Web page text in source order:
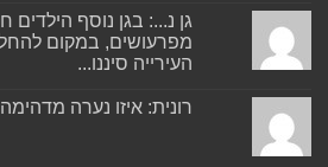
גן נ...: בגן נוסף הילדים
מפרעושים, במקום
העירייה סיננו...
רונית: איזו נערה